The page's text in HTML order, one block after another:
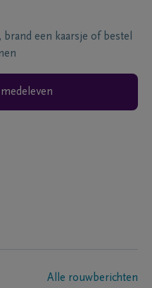
een kaarsje of bestel
Alle rouwberichten